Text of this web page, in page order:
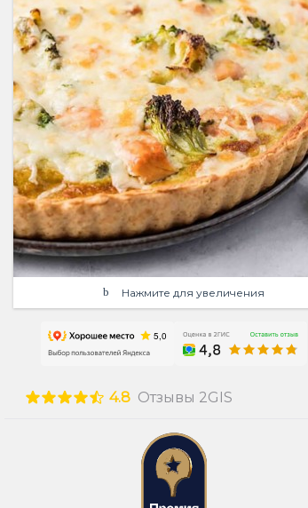
Нажмите для увеличения
4.8 Отзывы 2GIS